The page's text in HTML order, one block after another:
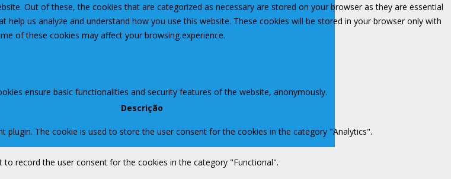
Out of these, the cookies that are categorized as necessary are stored on your browser as they are essential
us analyze and understand how you use this website. These cookies will be stored in your browser only with
of these cookies may affect your browsing experience.
ensure basic functionalities and security features of the website, anonymously.
Descrição
plugin. The cookie is used to store the user consent for the cookies in the category "Analytics".
to record the user consent for the cookies in the category "Functional".